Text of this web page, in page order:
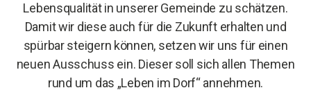
Lebensqualität in unserer Gemeinde zu schätzen.
Damit wir diese auch für die Zukunft erhalten und
spürbar steigern können, setzen wir uns für einen
neuen Ausschuss ein. Dieser soll sich allen Themen
rund um das „Leben im Dorf“ annehmen.